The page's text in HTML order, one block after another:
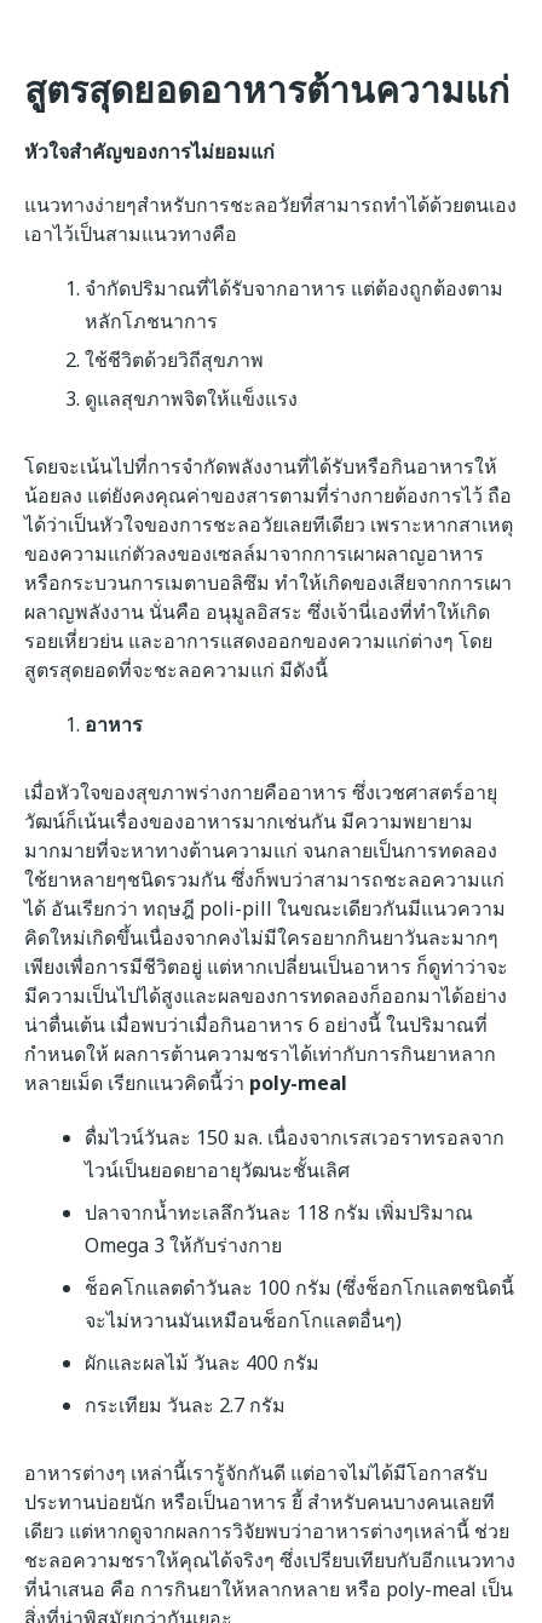
สูตรสุดยอดอาหารต้านความแก่
หัวใจสำคัญของการไม่ยอมแก่
แนวทางง่ายๆสำหรับการชะลอวัยที่สามารถทำได้ด้วยตนเอง
เอาไว้เป็นสามแนวทางคือ
จำกัดปริมาณที่ได้รับจากอาหาร แต่ต้องถูกต้องตาม
หลักโภชนาการ
ใช้ชีวิตด้วยวิถีสุขภาพ
ดูแลสุขภาพจิตให้แข็งแรง
โดยจะเน้นไปที่การจำกัดพลังงานที่ได้รับหรือกินอาหารให้
น้อยลง แต่ยังคงคุณค่าของสารตามที่ร่างกายต้องการไว้ ถือ
ได้ว่าเป็นหัวใจของการชะลอวัยเลยทีเดียว เพราะหากสาเหตุ
ของความแก่ตัวลงของเซลล์มาจากการเผาผลาญอาหาร
หรือกระบวนการเมตาบอลิซึม ทำให้เกิดของเสียจากการเผา
ผลาญพลังงาน นั่นคือ อนุมูลอิสระ ซึ่งเจ้านี่เองที่ทำให้เกิด
รอยเหี่ยวย่น และอาการแสดงออกของความแก่ต่างๆ โดย
สูตรสุดยอดที่จะชะลอความแก่ มีดังนี้
อาหาร
เมื่อหัวใจของสุขภาพร่างกายคืออาหาร ซึ่งเวชศาสตร์อายุ
วัฒน์ก็เน้นเรื่องของอาหารมากเช่นกัน มีความพยายาม
มากมายที่จะหาทางต้านความแก่ จนกลายเป็นการทดลอง
ใช้ยาหลายๆชนิดรวมกัน ซึ่งก็พบว่าสามารถชะลอความแก่
ได้ อันเรียกว่า ทฤษฎี poli-pill ในขณะเดียวกันมีแนวความ
คิดใหม่เกิดขึ้นเนื่องจากคงไม่มีใครอยากกินยาวันละมากๆ
เพียงเพื่อการมีชีวิตอยู่ แต่หากเปลี่ยนเป็นอาหาร ก็ดูท่าว่าจะ
มีความเป็นไปได้สูงและผลของการทดลองก็ออกมาได้อย่าง
น่าตื่นเต้น เมื่อพบว่าเมื่อกินอาหาร 6 อย่างนี้ ในปริมาณที่
กำหนดให้ ผลการต้านความชราได้เท่ากับการกินยาหลาก
หลายเม็ด เรียกแนวคิดนี้ว่า poly-meal
ดื่มไวน์วันละ 150 มล. เนื่องจากเรสเวอราทรอลจาก
ไวน์เป็นยอดยาอายุวัฒนะชั้นเลิศ
ปลาจากน้ำทะเลลึกวันละ 118 กรัม เพิ่มปริมาณ
Omega 3 ให้กับร่างกาย
ช็อคโกแลตดำวันละ 100 กรัม (ซึ่งช็อกโกแลตชนิดนี้
จะไม่หวานมันเหมือนช็อกโกแลตอื่นๆ)
ผักและผลไม้ วันละ 400 กรัม
กระเทียม วันละ 2.7 กรัม
อาหารต่างๆ เหล่านี้เรารู้จักกันดี แต่อาจไม่ได้มีโอกาสรับ
ประทานบ่อยนัก หรือเป็นอาหาร ยี้ สำหรับคนบางคนเลยที
เดียว แต่หากดูจากผลการวิจัยพบว่าอาหารต่างๆเหล่านี้ ช่วย
ชะลอความชราให้คุณได้จริงๆ ซึ่งเปรียบเทียบกับอีกแนวทาง
ที่นำเสนอ คือ การกินยาให้หลากหลาย หรือ poly-meal เป็น